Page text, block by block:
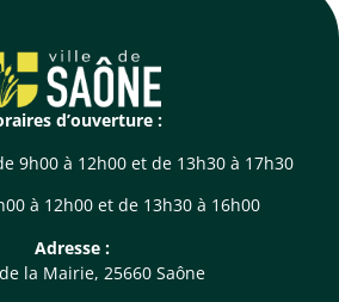
d’ouverture :
9h00 à 12h00 et de 13h30 à 17h30
à 12h00 et de 13h30 à 16h00
Adresse :
la Mairie, 25660 Saône